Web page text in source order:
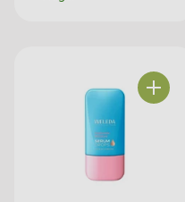
Antal